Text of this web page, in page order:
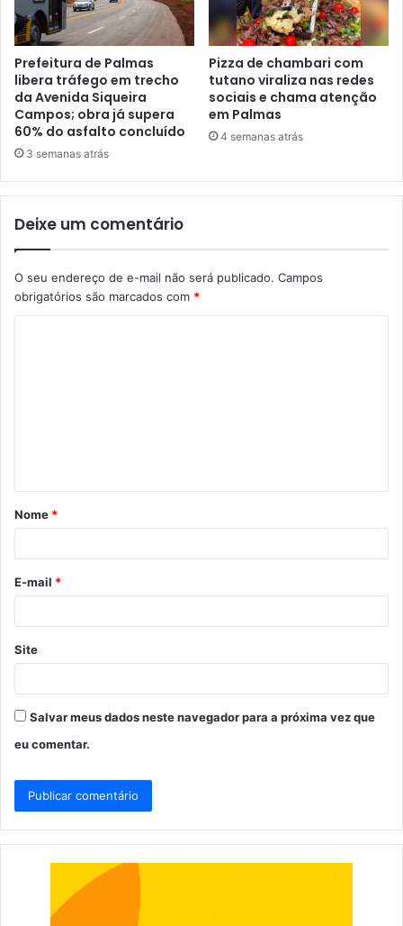
Prefeitura de Palmas
libera tráfego em trecho
da Avenida Siqueira
Campos; obra já supera
60% do asfalto concluído
3 semanas atrás
Pizza de chambari com
tutano viraliza nas redes
sociais e chama atenção
em Palmas
4 semanas atrás
Deixe um comentário
O seu endereço de e-mail não será publicado. Campos
obrigatórios são marcados com *
á
r
*
Nome *
E-mail *
Site
Salvar meus dados neste navegador para a próxima vez que
eu comentar.